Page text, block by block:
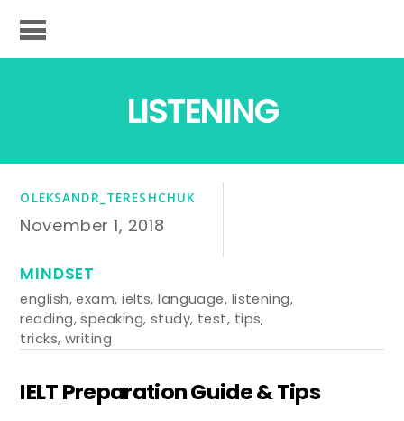
LISTENING
OLEKSANDR_TERESHCHUK
November 1, 2018
MINDSET
english,exam,ielts,language, listening,
reading,speaking, study, test, tips,
tricks, writing
IELT Preparation Guide & Tips